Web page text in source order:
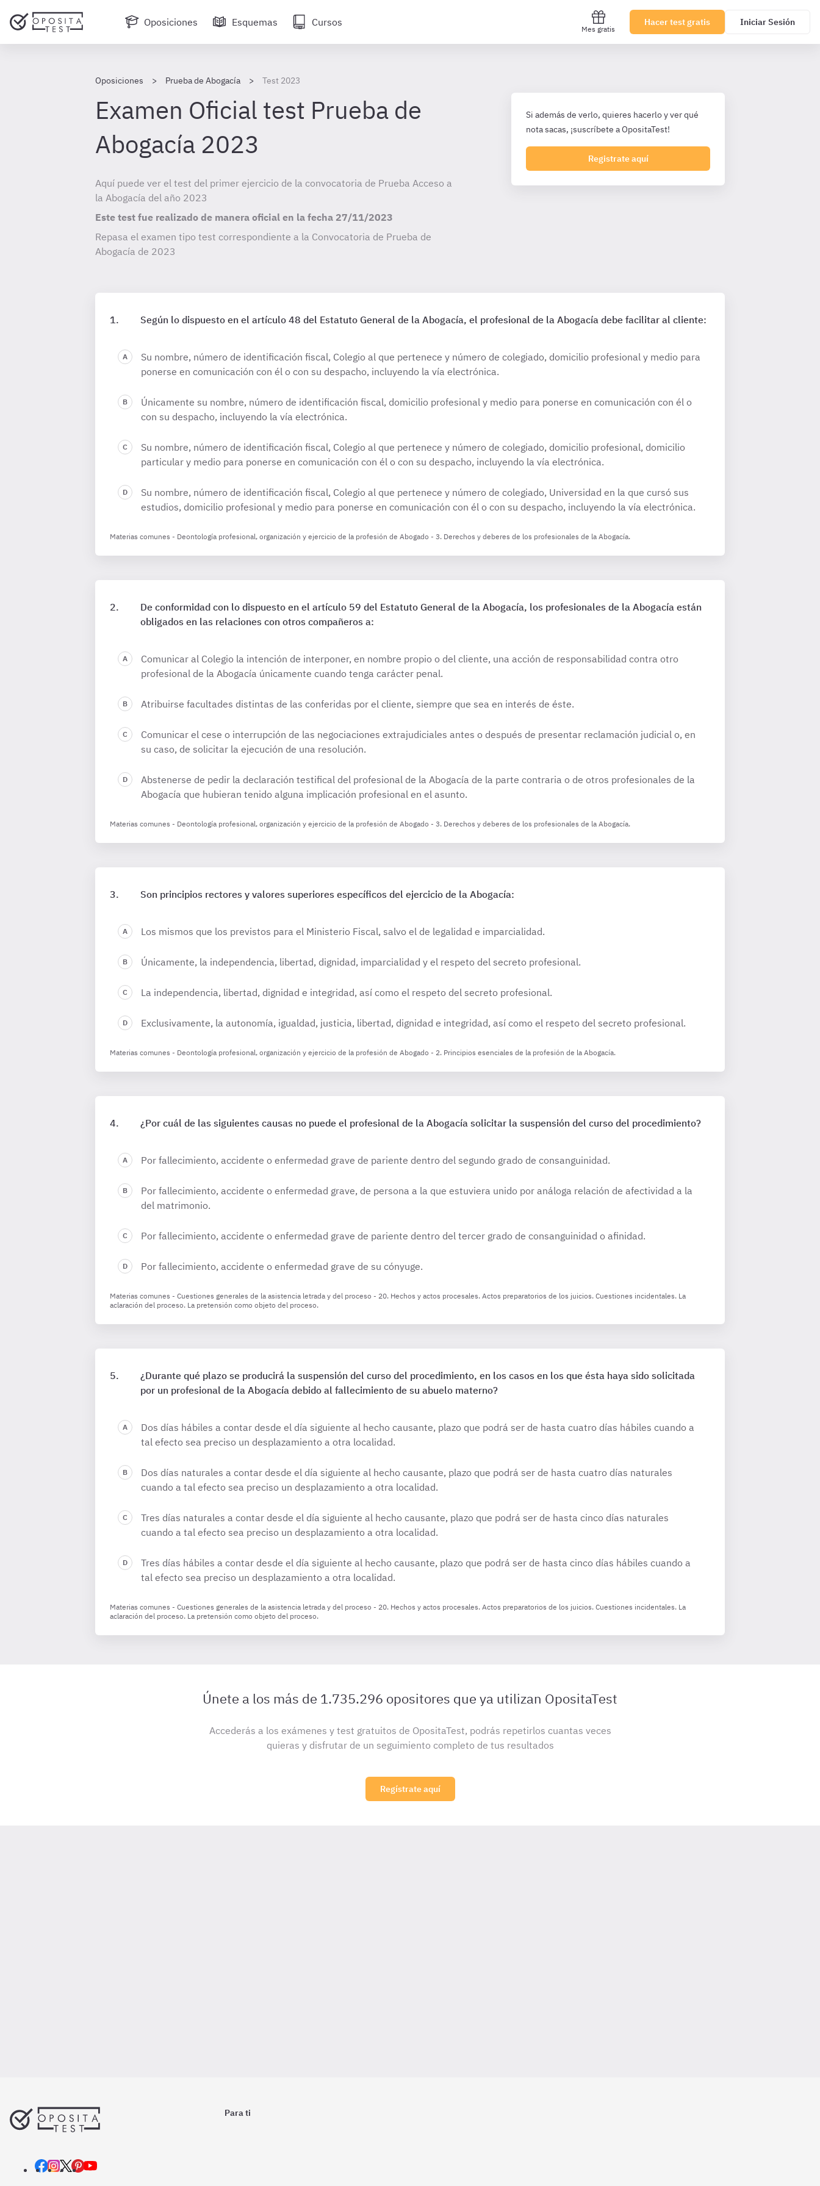
Oposiciones Esquemas Cursos
Mes gratis
Hacer test gratis Iniciar Sesión
Oposiciones Prueba de Abogacía Test 2023
Examen Oficial test Prueba de
Abogacía 2023
Aquí puede ver el test del primer ejercicio de la convocatoria de Prueba Acceso a
la Abogacía del año 2023
Este test fue realizado de manera oficial en la fecha 27/11/2023
Repasa el examen tipo test correspondiente a la Convocatoria de Prueba de
Abogacía de 2023
Si además de verlo, quieres hacerlo y ver qué
nota sacas, ¡suscríbete a OpositaTest!
Registrate aquí
Según lo dispuesto en el artículo 48 del Estatuto General de la Abogacía, el profesional de la Abogacía debe facilitar al cliente:
Su nombre, número de identificación fiscal, Colegio al que pertenece y número de colegiado, domicilio profesional y medio para
ponerse en comunicación con él o con su despacho, incluyendo la vía electrónica.
Únicamente su nombre, número de identificación fiscal, domicilio profesional y medio para ponerse en comunicación con él o
con su despacho, incluyendo la vía electrónica.
Su nombre, número de identificación fiscal, Colegio al que pertenece y número de colegiado, domicilio profesional, domicilio
particular y medio para ponerse en comunicación con él o con su despacho, incluyendo la vía electrónica.
Su nombre, número de identificación fiscal, Colegio al que pertenece y número de colegiado, Universidad en la que cursó sus
estudios, domicilio profesional y medio para ponerse en comunicación con él o con su despacho, incluyendo la vía electrónica.
Materias comunes - Deontología profesional, organización y ejercicio de la profesión de Abogado - 3. Derechos y deberes de los profesionales de la Abogacía.
De conformidad con lo dispuesto en el artículo 59 del Estatuto General de la Abogacía, los profesionales de la Abogacía están
obligados en las relaciones con otros compañeros a:
Comunicar al Colegio la intención de interponer, en nombre propio o del cliente, una acción de responsabilidad contra otro
profesional de la Abogacía únicamente cuando tenga carácter penal.
Atribuirse facultades distintas de las conferidas por el cliente, siempre que sea en interés de éste.
Comunicar el cese o interrupción de las negociaciones extrajudiciales antes o después de presentar reclamación judicial o, en
su caso, de solicitar la ejecución de una resolución.
Abstenerse de pedir la declaración testifical del profesional de la Abogacía de la parte contraria o de otros profesionales de la
Abogacía que hubieran tenido alguna implicación profesional en el asunto.
Materias comunes - Deontología profesional, organización y ejercicio de la profesión de Abogado - 3. Derechos y deberes de los profesionales de la Abogacía.
Son principios rectores y valores superiores específicos del ejercicio de la Abogacía:
Los mismos que los previstos para el Ministerio Fiscal, salvo el de legalidad e imparcialidad.
Únicamente, la independencia, libertad, dignidad, imparcialidad y el respeto del secreto profesional.
La independencia, libertad, dignidad e integridad, así como el respeto del secreto profesional.
Exclusivamente, la autonomía, igualdad, justicia, libertad, dignidad e integridad, así como el respeto del secreto profesional.
Materias comunes - Deontología profesional, organización y ejercicio de la profesión de Abogado - 2. Principios esenciales de la profesión de la Abogacía.
¿Por cuál de las siguientes causas no puede el profesional de la Abogacía solicitar la suspensión del curso del procedimiento?
Por fallecimiento, accidente o enfermedad grave de pariente dentro del segundo grado de consanguinidad.
Por fallecimiento, accidente o enfermedad grave, de persona a la que estuviera unido por análoga relación de afectividad a la
del matrimonio.
Por fallecimiento, accidente o enfermedad grave de pariente dentro del tercer grado de consanguinidad o afinidad.
Por fallecimiento, accidente o enfermedad grave de su cónyuge.
Materias comunes - Cuestiones generales de la asistencia letrada y del proceso - 20. Hechos y actos procesales. Actos preparatorios de los juicios. Cuestiones incidentales. La
aclaración del proceso. La pretensión como objeto del proceso.
¿Durante qué plazo se producirá la suspensión del curso del procedimiento, en los casos en los que ésta haya sido solicitada
por un profesional de la Abogacía debido al fallecimiento de su abuelo materno?
Dos días hábiles a contar desde el día siguiente al hecho causante, plazo que podrá ser de hasta cuatro días hábiles cuando a
tal efecto sea preciso un desplazamiento a otra localidad.
Dos días naturales a contar desde el día siguiente al hecho causante, plazo que podrá ser de hasta cuatro días naturales
cuando a tal efecto sea preciso un desplazamiento a otra localidad.
Tres días naturales a contar desde el día siguiente al hecho causante, plazo que podrá ser de hasta cinco días naturales
cuando a tal efecto sea preciso un desplazamiento a otra localidad.
Tres días hábiles a contar desde el día siguiente al hecho causante, plazo que podrá ser de hasta cinco días hábiles cuando a
tal efecto sea preciso un desplazamiento a otra localidad.
Materias comunes - Cuestiones generales de la asistencia letrada y del proceso - 20. Hechos y actos procesales. Actos preparatorios de los juicios. Cuestiones incidentales. La
aclaración del proceso. La pretensión como objeto del proceso.
Únete a los más de 1.735.296 opositores que ya utilizan OpositaTest
Accederás a los exámenes y test gratuitos de OpositaTest, podrás repetirlos cuantas veces
quieras y disfrutar de un seguimiento completo de tus resultados
Regístrate aquí
Para ti